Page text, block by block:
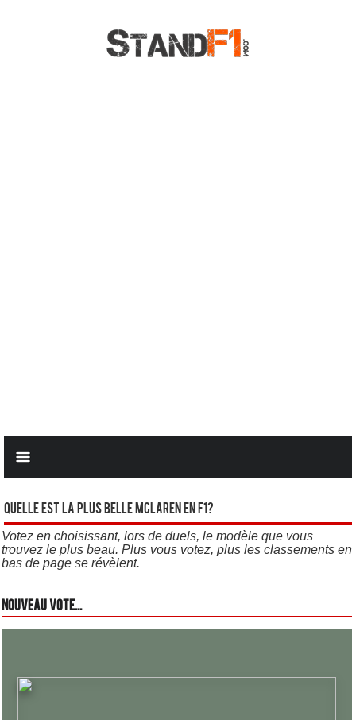
Quelle est la plus belle Mclaren en F1?
Votez en choisissant, lors de duels, le modèle que vous
trouvez le plus beau. Plus vous votez, plus les classements en
bas de page se révèlent.
Nouveau vote...